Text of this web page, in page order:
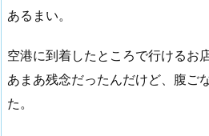
あるまい。
空港に到着したところで行けるお
あまあ残念だったんだけど、腹ご
た。